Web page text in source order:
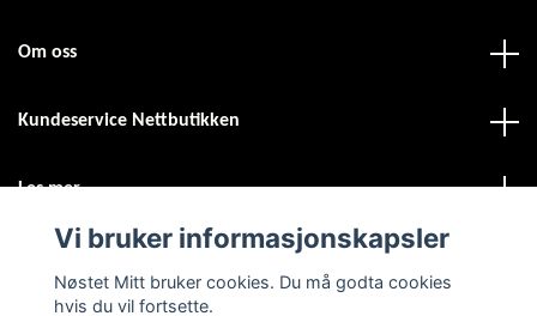
Om oss
Kundeservice Nettbutikken
Les mer
Vi bruker informasjonskapsler
Nøstet Mitt bruker cookies. Du må godta cookies
hvis du vil fortsette.